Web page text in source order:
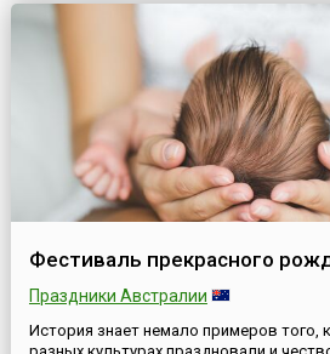
библиотекарем соборной церкви и
Святой Кирилл с усп...
Фестиваль прекрасного
Праздники Австралии
История знает немало примеров того,